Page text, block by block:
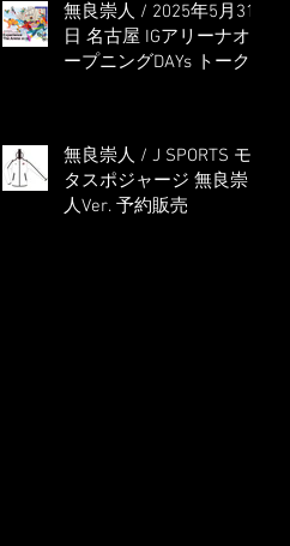
無良崇人 / 2025年5月31
日 名古屋 IGアリーナオ
ープニングDAYs トーク
無良崇人 / J SPORTS モ
タスポジャージ 無良崇
人Ver. 予約販売